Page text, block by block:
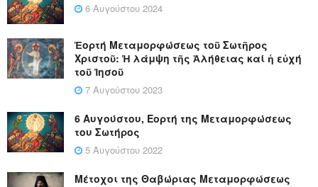
6 Αυγούστου 2024
Ἑορτή Μεταμορφώσεως τοῦ Σωτῆρος
Χριστοῦ: Ἡ λάμψη τῆς Ἀλήθειας καί ἡ εὐχή
τοῦ Ἰησοῦ
7 Αυγούστου 2023
6 Αυγούστου, Εορτή της Μεταμορφώσεως
του Σωτήρος
5 Αυγούστου 2022
Μέτοχοι της Θαβώριας Μεταμορφώσεως